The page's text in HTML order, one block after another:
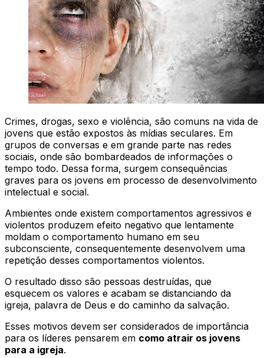
Crimes, drogas, sexo e violência, são comuns na vida de
jovens que estão expostos às mídias seculares. Em
grupos de conversas e em grande parte nas redes
sociais, onde são bombardeados de informações o
tempo todo. Dessa forma, surgem consequências
graves para os jovens em processo de desenvolvimento
intelectual e social.
Ambientes onde existem comportamentos agressivos e
violentos produzem efeito negativo que lentamente
moldam o comportamento humano em seu
subconsciente, consequentemente desenvolvem uma
repetição desses comportamentos violentos.
O resultado disso são pessoas destruídas, que
esquecem os valores e acabam se distanciando da
igreja, palavra de Deus e do caminho da salvação.
Esses motivos devem ser considerados de importância
para os líderes pensarem em como atrair os jovens
para a igreja.